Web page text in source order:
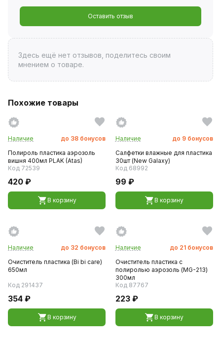
Оставить отзыв
Здесь ещё нет отзывов, поделитесь своим
мнением о товаре.
Похожие товары
Наличие до 38 бонусов
Полироль пластика аэрозоль
вишня 400мл PLAK (Atas)
Код 72539
420 ₽
В корзину
Наличие до 9 бонусов
Салфетки влажные для пластика
30шт (New Galaxy)
Код 68992
99 ₽
В корзину
Наличие до 32 бонусов
Очиститель пластика (Bi bi care)
650мл
Код 291437
354 ₽
В корзину
Наличие до 21 бонусов
Очиститель пластика с
полиролью аэрозоль (MG-213)
300мл
Код 87767
223 ₽
В корзину